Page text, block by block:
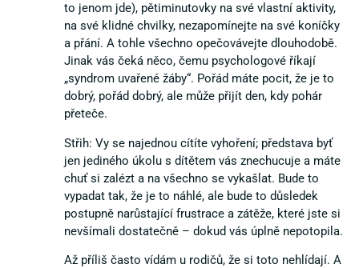
to jenom jde), pětiminutovky na své vlastní aktivity,
na své klidné chvilky, nezapomínejte na své koníčky
a přání. A tohle všechno opečovávejte dlouhodobě.
Jinak vás čeká něco, čemu psychologové říkají
„syndrom uvařené žáby“. Pořád máte pocit, že je to
dobrý, pořád dobrý, ale může přijít den, kdy pohár
přeteče.
Střih: Vy se najednou cítíte vyhoření; představa byť
jen jediného úkolu s dítětem vás znechucuje a máte
chuť si zalézt a na všechno se vykašlat. Bude to
vypadat tak, že je to náhlé, ale bude to důsledek
postupně narůstající frustrace a zátěže, které jste si
nevšímali dostatečně – dokud vás úplně nepotopila.
Až příliš často vídám u rodičů, že si toto nehlídají. A